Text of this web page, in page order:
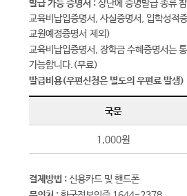
발급 가능 증명서 :상단에 증명발급 종류
교육비납입증명서, 사실증명서, 입학성적
교원예정증명서 제외)
교육비납입증명서, 장학금 수혜증명서는
가능합니다.(무료)
발급비용(우편신청은 별도의 우편료 발생)
국문
1,000원
결제방법 :신용카드 및 핸드폰